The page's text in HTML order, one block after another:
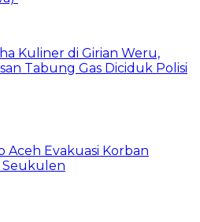
Kuliner di Girian Weru,
Tabung Gas Diciduk Polisi
Aceh Evakuasi Korban
Seukulen